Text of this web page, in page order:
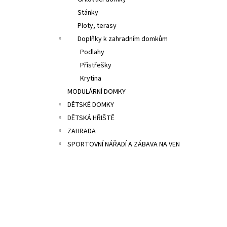
Stánky
Ploty, terasy
Doplňky k zahradním domkům
Podlahy
Přístřešky
Krytina
MODULÁRNÍ DOMKY
DĚTSKÉ DOMKY
DĚTSKÁ HŘIŠTĚ
ZAHRADA
SPORTOVNÍ NÁŘADÍ A ZÁBAVA NA VEN